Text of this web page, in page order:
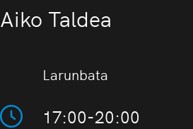
Aiko Taldea
Larunbata
17:00-20:00